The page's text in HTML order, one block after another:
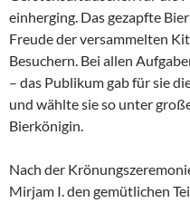
einherging. Das gezapfte
Freude der versammelten
Besuchern. Bei allen
– das Publikum gab für sie
und wählte sie so unter
Bierkönigin.
Nach der
Mirjam I. den gemütlichen